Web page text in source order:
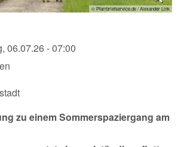
© Pfarrbriefservice.de / Alexander Link
06.07.26 - 07:00
zu einem Sommerspaziergang am